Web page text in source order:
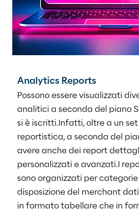
Analytics Reports
Possono essere visualizzati
analitici a seconda del piano
si è iscritti.Infatti, oltre a un
reportistica, a seconda del
avere anche dei report
personalizzati e avanzati.I
sono organizzati per
disposizione del merchant
in formato tabellare che in